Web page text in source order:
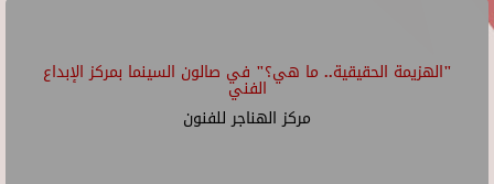
"الهزيمة الحقيقية.. ما هي؟" في صالون السينما بمركز الإبداع
الفني
مركز الهناجر للفنون